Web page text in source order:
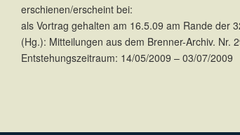
erschienen/erscheint bei:
als Vortrag gehalten am 16.5.09 am Rande der
(Hg.): Mitteilungen aus dem Brenner-Archiv. Nr.
Entstehungszeitraum: 14/05/2009 – 03/07/2009